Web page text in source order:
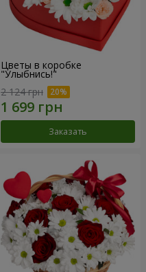
Цветы в коробке
"Улыбнись!"
2 124 грн
Заказать